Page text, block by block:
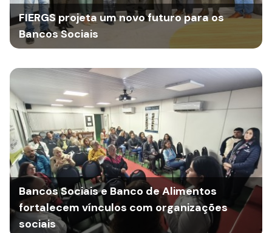
FIERGS projeta um novo futuro para os
Bancos Sociais
Bancos Sociais e Banco de Alimentos
fortalecem vínculos com organizações
sociais